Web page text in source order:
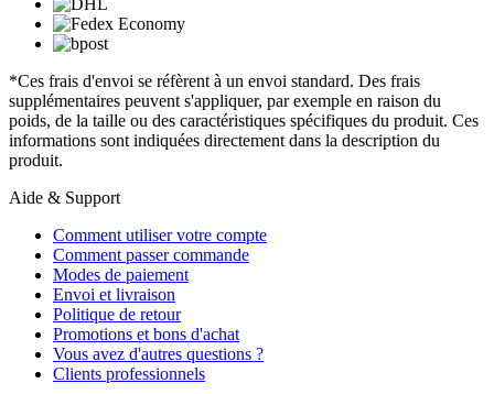
*Ces frais d'envoi se réfèrent à un envoi standard. Des frais
supplémentaires peuvent s'appliquer, par exemple en raison du
poids, de la taille ou des caractéristiques spécifiques du produit. Ces
informations sont indiquées directement dans la description du
produit.
Aide & Support
Comment utiliser votre compte
Comment passer commande
Modes de paiement
Envoi et livraison
Politique de retour
Promotions et bons d'achat
Vous avez d'autres questions ?
Clients professionnels